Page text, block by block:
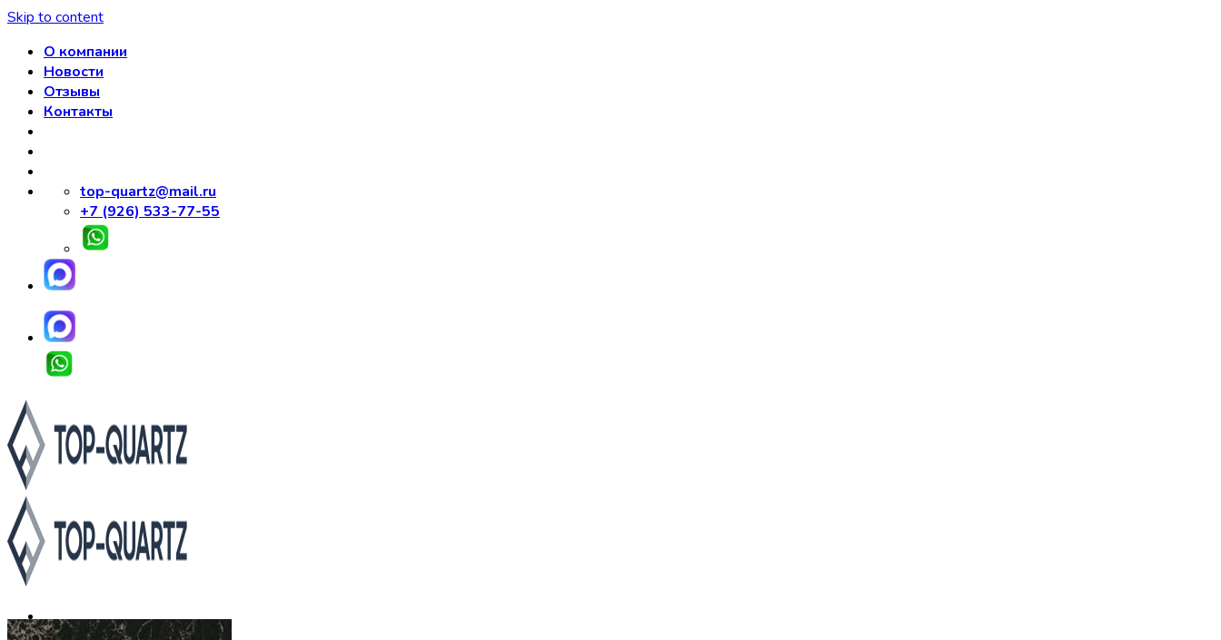
Skip to content
О компании
Новости
Отзывы
Контакты
top-quartz@mail.ru
+7 (926) 533-77-55